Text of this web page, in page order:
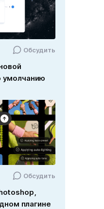
Обсудить
умолчанию
Обсудить
плагине